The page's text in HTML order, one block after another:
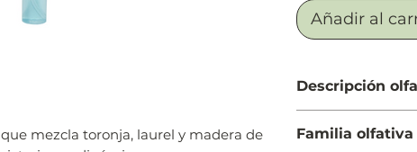
mezcla toronja, laurel y madera de
Añadir al
Descripción
mandarina
Familia olfativa